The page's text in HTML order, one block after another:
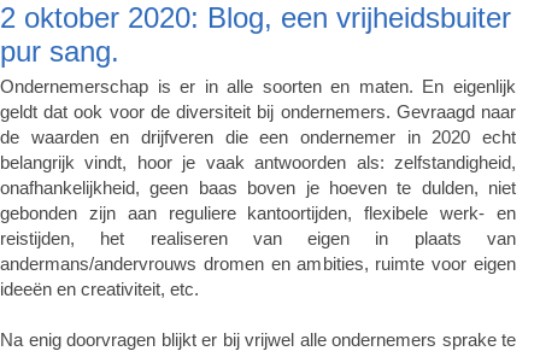
2 oktober 2020: Blog, een vrijheidsbuiter
pur sang.
Ondernemerschap is er in alle soorten en maten. En eigenlijk
geldt dat ook voor de diversiteit bij ondernemers. Gevraagd naar
de waarden en drijfveren die een ondernemer in 2020 echt
belangrijk vindt, hoor je vaak antwoorden als: zelfstandigheid,
onafhankelijkheid, geen baas boven je hoeven te dulden, niet
gebonden zijn aan reguliere kantoortijden, flexibele werk- en
reistijden, het realiseren van eigen in plaats van
andermans/andervrouws dromen en ambities, ruimte voor eigen
ideeën en creativiteit, etc.
Na enig doorvragen blijkt er bij vrijwel alle ondernemers sprake te